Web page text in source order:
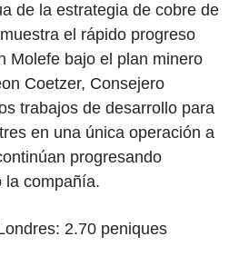
de la estrategia de cobre de
el rápido progreso
Molefe bajo el plan minero
Coetzer, Consejero
trabajos de desarrollo para
en una única operación a
progresando
la compañía.
2.70 peniques